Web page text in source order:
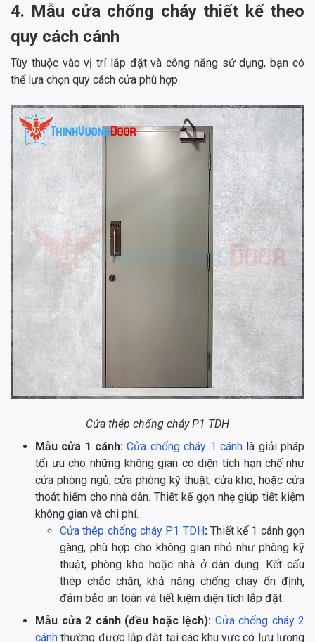
4. Mẫu cửa chống cháy thiết kế theo
quy cách cánh
Tùy thuộc vào vị trí lắp đặt và công năng sử dụng, bạn có
thể lựa chọn quy cách cửa phù hợp.
Cửa thép chống cháy P1 TDH
Mẫu cửa 1 cánh:Cửa chống cháy 1 cánh là giải pháp
tối ưu cho những không gian có diện tích hạn chế như
cửa phòng ngủ, cửa phòng kỹ thuật, cửa kho, hoặc cửa
thoát hiểm cho nhà dân. Thiết kế gọn nhẹ giúp tiết kiệm
không gian và chi phí.
Cửa thép chống cháy P1 TDH: Thiết kế 1 cánh gọn
gàng, phù hợp cho không gian nhỏ như phòng kỹ
thuật, phòng kho hoặc nhà ở dân dụng. Kết cấu
thép chắc chắn, khả năng chống cháy ổn định,
đảm bảo an toàn và tiết kiệm diện tích lắp đặt.
Mẫu cửa 2 cánh (đều hoặc lệch): Cửa chống cháy 2
cánh thường được lắp đặt tại các khu vực có lưu lượng